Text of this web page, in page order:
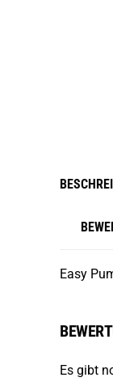
Easy
Es gibt